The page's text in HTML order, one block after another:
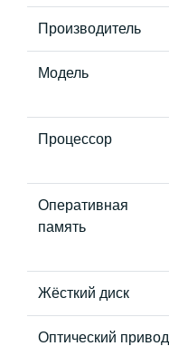
Производитель
Модель
Процессор
Оперативная
память
Жёсткий диск
Оптический привод